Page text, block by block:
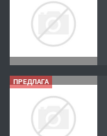
ПРЕДЛАГА